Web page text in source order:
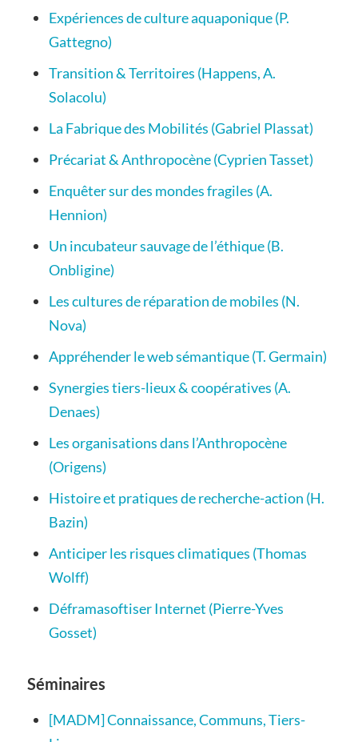
Expériences de culture aquaponique (P.
Gattegno)
Transition & Territoires (Happens, A.
Solacolu)
La Fabrique des Mobilités (Gabriel Plassat)
Précariat & Anthropocène (Cyprien Tasset)
Enquêter sur des mondes fragiles (A.
Hennion)
Un incubateur sauvage de l’éthique (B.
Onbligine)
Les cultures de réparation de mobiles (N.
Nova)
Appréhender le web sémantique (T. Germain)
Synergies tiers-lieux & coopératives (A.
Denaes)
Les organisations dans l’Anthropocène
(Origens)
Histoire et pratiques de recherche-action (H.
Bazin)
Anticiper les risques climatiques (Thomas
Wolff)
Déframasoftiser Internet (Pierre-Yves
Gosset)
Séminaires
[MADM] Connaissance, Communs, Tiers-